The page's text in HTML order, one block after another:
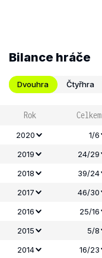
Bilance hráče
Dvouhra Čtyřhra
Rok Celkem
2020 1/6
2019
24/29
2018 39/24
2017
46/30
2016
25/16
2015
5/8
2014
16/23